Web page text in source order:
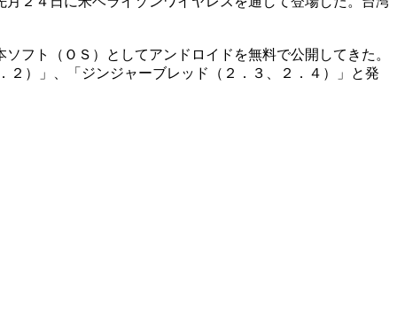
フト（ＯＳ）としてアンドロイドを無料で公開してきた。
）」、「ジンジャーブレッド（２．３、２．４）」と発